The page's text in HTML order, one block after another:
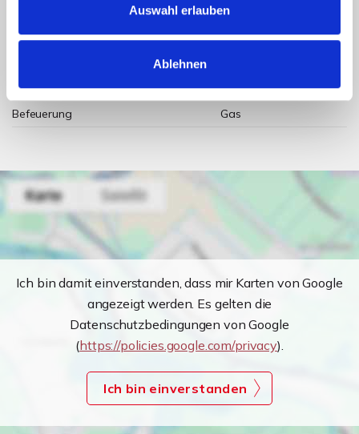
Auswahl erlauben
Ablehnen
Energieausweis Werteklasse
F
Energieausweis Baujahr
1957
Energieausweis Gebäudeart
Heizung
Zentralheizung
Befeuerung
Gas
Ich bin damit einverstanden, dass mir Karten von Google
angezeigt werden. Es gelten die
Datenschutzbedingungen von Google
(https://policies.google.com/privacy).
Ich bin einverstanden